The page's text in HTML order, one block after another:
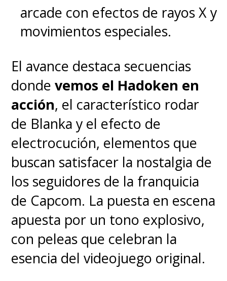
total, sumando extras como
varios detrás de escena y
primeras películas, comentarios
de Ivan Reitman y también de
Harold Ramis, fallecido en 2014,
además del nuevo documental
"Summoning the Spirit: Making
Ghostbusters: Afterlife".
Todo esto vendrá en un diseño
en forma de trampa para
fantasmas y contará también
conuna reimpresión del libro
arcade con efectos de rayos X y
movimientos especiales.
El avance destaca secuencias
dondevemos el Hadoken en
acción, el característico rodar
de Blanka y el efecto de
electrocución, elementos que
buscan satisfacer la nostalgia de
los seguidores de la franquicia
de Capcom. La puesta en escena
apuesta por un tono explosivo,
con peleas que celebran la
esencia del videojuego original.